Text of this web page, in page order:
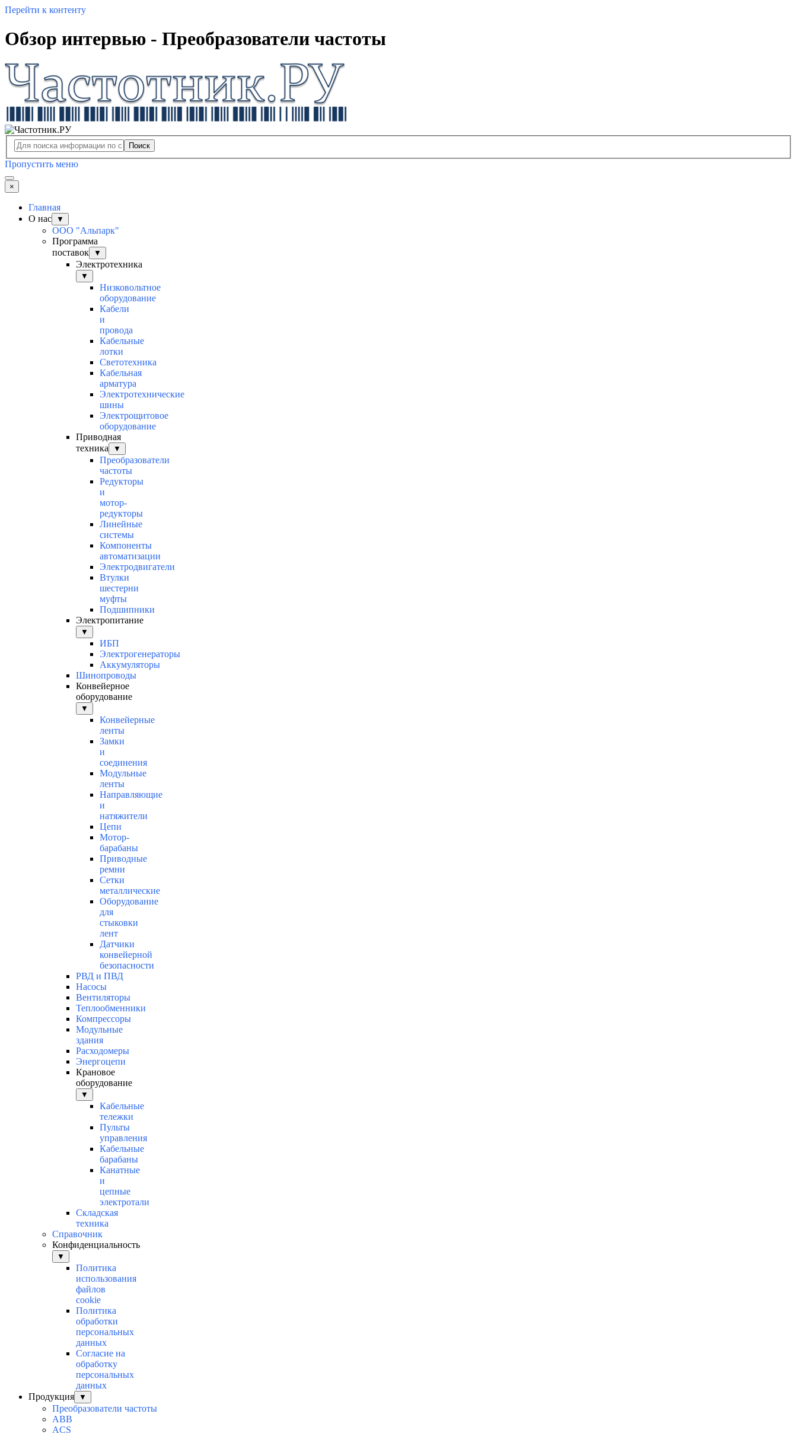
Перейти к контенту
Обзор интервью - Преобразователи частоты
Поиск
Пропустить меню
×
Главная
О нас
▼
ООО "Альпарк"
Программа
поставок
▼
Электротехника
▼
Низковольтное
оборудование
Кабели
и
провода
Кабельные
лотки
Светотехника
Кабельная
арматура
Электротехнические
шины
Электрощитовое
оборудование
Приводная
техника
▼
Преобразователи
частоты
Редукторы
и
мотор-
редукторы
Линейные
системы
Компоненты
автоматизации
Электродвигатели
Втулки
шестерни
муфты
Подшипники
Электропитание
▼
ИБП
Электрогенераторы
Аккумуляторы
Шинопроводы
Конвейерное
оборудование
▼
Конвейерные
ленты
Замки
и
соединения
Модульные
ленты
Направляющие
и
натяжители
Цепи
Мотор-
барабаны
Приводные
ремни
Сетки
металлические
Оборудование
для
стыковки
лент
Датчики
конвейерной
безопасности
РВД и ПВД
Насосы
Вентиляторы
Теплообменники
Компрессоры
Модульные
здания
Расходомеры
Энергоцепи
Крановое
оборудование
▼
Кабельные
тележки
Пульты
управления
Кабельные
барабаны
Канатные
и
цепные
электротали
Складская
техника
Справочник
Конфиденциальность
▼
Политика
использования
файлов
cookie
Политика
обработки
персональных
данных
Согласие на
обработку
персональных
данных
Продукция
▼
Преобразователи частоты
ABB
ACS